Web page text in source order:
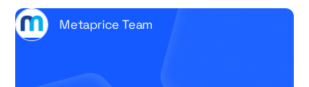
Metaprice Team